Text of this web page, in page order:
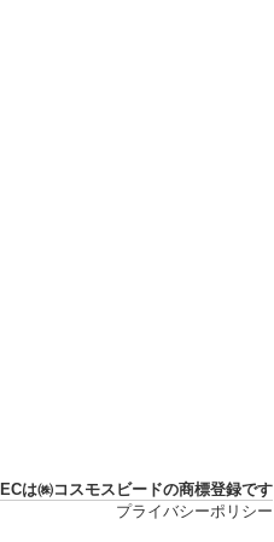
は㈱コスモスビードの商標登録です
プライバシーポリシー